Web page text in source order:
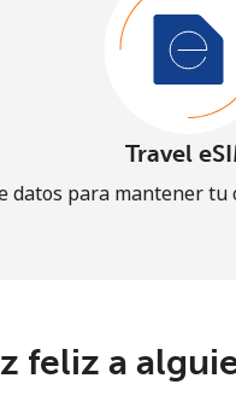
Travel
datos para mantener
feliz a